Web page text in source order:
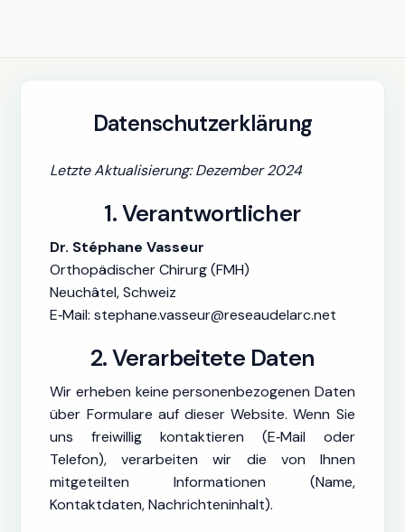
Datenschutzerklärung
Letzte Aktualisierung: Dezember 2024
1. Verantwortlicher
Dr. Stéphane Vasseur
Orthopädischer Chirurg (FMH)
Neuchâtel, Schweiz
E‑Mail: stephane.vasseur@reseaudelarc.net
2. Verarbeitete Daten
Wir erheben keine personenbezogenen Daten
über Formulare auf dieser Website. Wenn Sie
uns freiwillig kontaktieren (E‑Mail oder
Telefon), verarbeiten wir die von Ihnen
mitgeteilten Informationen (Name,
Kontaktdaten, Nachrichteninhalt).